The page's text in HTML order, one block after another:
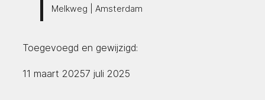
Melkweg | Amsterdam
Toegevoegd en gewijzigd:
11 maart 20257 juli 2025